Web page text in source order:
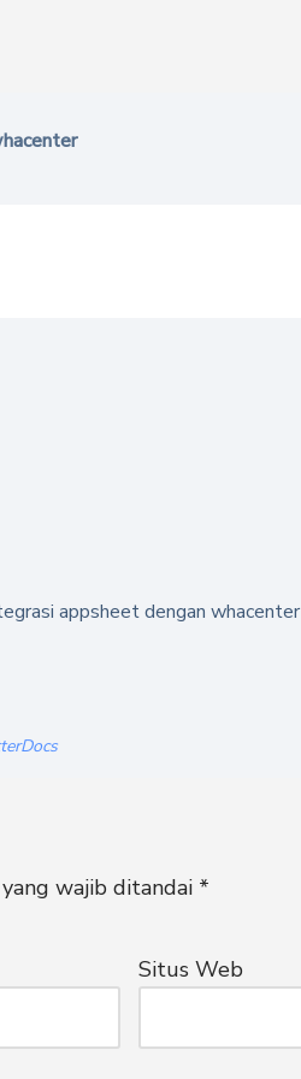
appsheet dengan whacenter
yang wajib ditandai *
Situs Web